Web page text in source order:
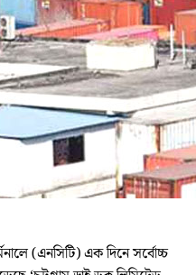
(এনসিটি) এক দিনে সর্বোচ্চ